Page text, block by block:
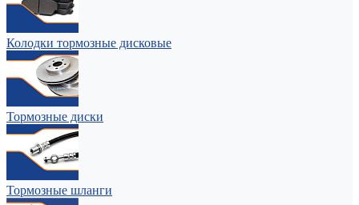
Колодки тормозные дисковые
Тормозные диски
Тормозные шланги